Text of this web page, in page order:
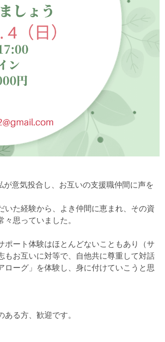
意気投合し、お互いの支援職仲間に声を
た経験から、よき仲間に恵まれ、その資
思っていました。
ート体験はほとんどないこともあり（サ
お互いに対等で、自他共に尊重して対話
ーグ」を体験し、身に付けていこうと思
る方、歓迎です。